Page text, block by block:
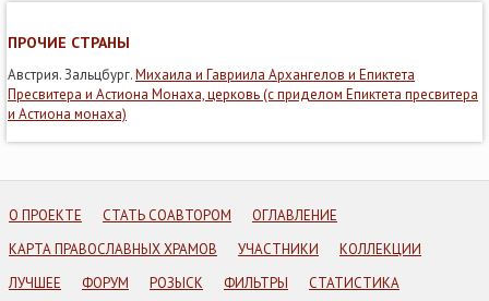
ПРОЧИЕ СТРАНЫ
Австрия. Зальцбург.Михаила и Гавриила Архангелов и Епиктета
Пресвитера и Астиона Монаха, церковь (с приделом Епиктета пресвитера
и Астиона монаха)
О ПРОЕКТЕ СТАТЬ СОАВТОРОМ
ОГЛАВЛЕНИЕ
КАРТА ПРАВОСЛАВНЫХ ХРАМОВ
УЧАСТНИКИ
КОЛЛЕКЦИИ
ЛУЧШЕЕ
ФОРУМ РОЗЫСК ФИЛЬТРЫ СТАТИСТИКА